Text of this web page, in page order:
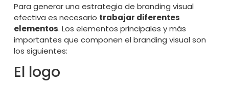
Para generar una estrategia de branding visual
efectiva es necesario trabajar diferentes
elementos. Los elementos principales y más
importantes que componen el branding visual son
los siguientes:
El logo